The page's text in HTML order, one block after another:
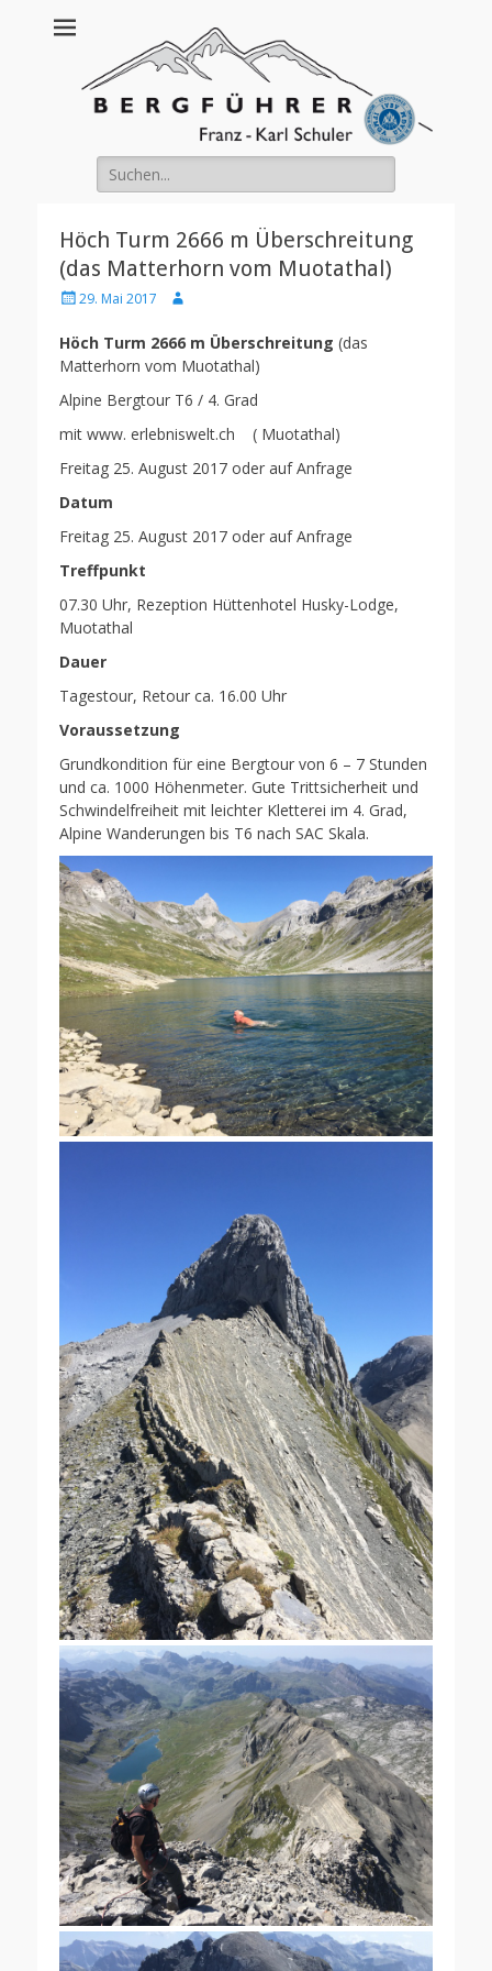
Franz Schuler
Suche
nach:
Höch Turm 2666 m Überschreitung
(das Matterhorn vom Muotathal)
Posted29. Mai 2017 Author
Höch Turm 2666 m Überschreitung (das
Matterhorn vom Muotathal)
Alpine Bergtour T6 / 4. Grad
mit www. erlebniswelt.ch ( Muotathal)
Freitag 25. August 2017 oder auf Anfrage
Datum
Freitag 25. August 2017 oder auf Anfrage
Treffpunkt
07.30 Uhr, Rezeption Hüttenhotel Husky-Lodge,
Muotathal
Dauer
Tagestour, Retour ca. 16.00 Uhr
Voraussetzung
Grundkondition für eine Bergtour von 6 – 7 Stunden
und ca. 1000 Höhenmeter. Gute Trittsicherheit und
Schwindelfreiheit mit leichter Kletterei im 4. Grad,
Alpine Wanderungen bis T6 nach SAC Skala.